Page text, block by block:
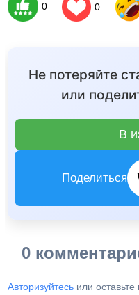
0 0
Не потеряйте
или
В
Поделиться
0
Авторизуйтесь или